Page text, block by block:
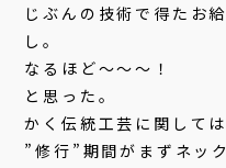
じぶんの技術で得たお
し。
なるほど〜〜〜！
と思った。
かく伝統工芸に関して
”修行”期間がまずネッ